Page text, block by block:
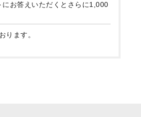
お答えいただくとさらに1,000
ります。